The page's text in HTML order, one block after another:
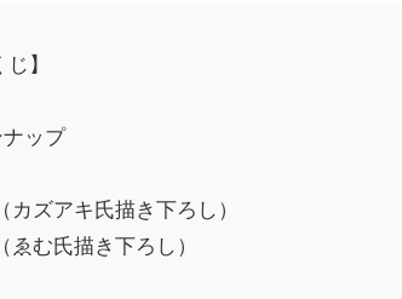
】
ナップ
ズアキ氏描き下ろし）
ゑむ氏描き下ろし）